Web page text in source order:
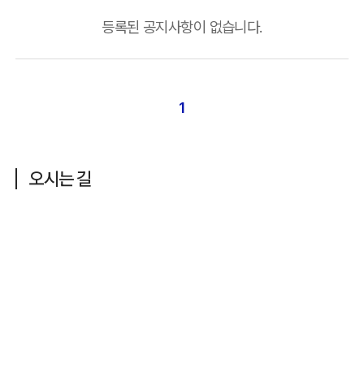
등록된 공지사항이 없습니다.
1
오시는 길